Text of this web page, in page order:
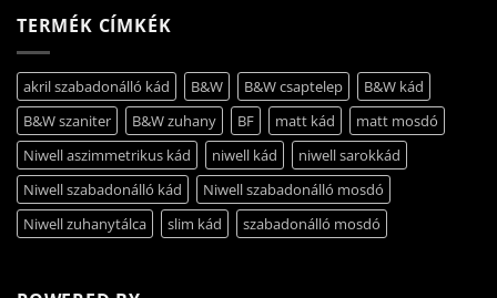
TERMÉK CÍMKÉK
akril szabadonálló kád B&W B&W csaptelep
B&W kád
B&W szaniter
B&W zuhany BF matt kád
matt mosdó
Niwell aszimmetrikus kád
niwell kád
niwell sarokkád
Niwell szabadonálló kád
Niwell szabadonálló mosdó
Niwell zuhanytálca
slim kád szabadonálló mosdó